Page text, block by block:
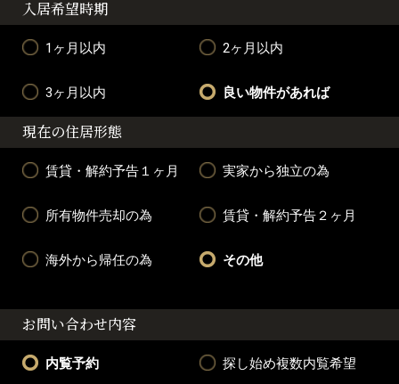
入居希望時期
1ヶ月以内 2ヶ月以内
3ヶ月以内 良い物件があれば
現在の住居形態
賃貸・解約予告１ヶ月 実家から独立の為
所有物件売却の為 賃貸・解約予告２ヶ月
海外から帰任の為 その他
お問い合わせ内容
内覧予約 探し始め複数内覧希望